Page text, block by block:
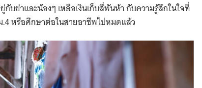
ย่าและน้องๆ เหลือเงินเก็บสี่พันห้า กับความรู้สึกในใจที่
.4 หรือศึกษาต่อในสายอาชีพไปหมดแล้ว